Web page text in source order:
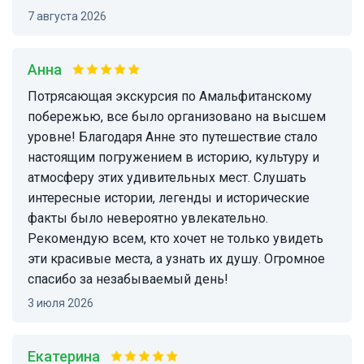
7 августа 2026
Анна
Потрясающая экскурсия по Амальфитанскому
побережью, все было организовано на высшем
уровне! Благодаря Анне это путешествие стало
настоящим погружением в историю, культуру и
атмосферу этих удивительных мест. Слушать
интересные истории, легенды и исторические
факты было невероятно увлекательно.
Рекомендую всем, кто хочет не только увидеть
эти красивые места, а узнать их душу. Огромное
спасибо за незабываемый день!
3 июля 2026
Екатерина